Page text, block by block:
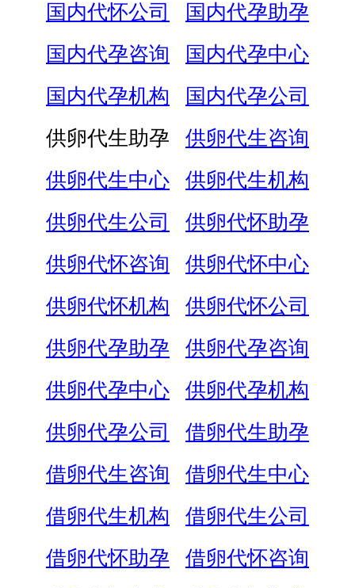
国内代怀公司
国内代孕助孕
国内代孕咨询
国内代孕中心
国内代孕机构
国内代孕公司
供卵代生助孕
供卵代生咨询
供卵代生中心
供卵代生机构
供卵代生公司
供卵代怀助孕
供卵代怀咨询
供卵代怀中心
供卵代怀机构
供卵代怀公司
供卵代孕助孕
供卵代孕咨询
供卵代孕中心
供卵代孕机构
供卵代孕公司
借卵代生助孕
借卵代生咨询
借卵代生中心
借卵代生机构
借卵代生公司
借卵代怀助孕
借卵代怀咨询